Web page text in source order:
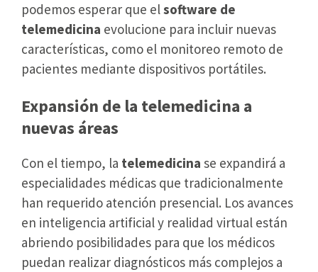
podemos esperar que elsoftware de
telemedicina evolucione para incluir nuevas
características, como el monitoreo remoto de
pacientes mediante dispositivos portátiles.
Expansión de la telemedicina a
nuevas áreas
Con el tiempo, la telemedicina se expandirá a
especialidades médicas que tradicionalmente
han requerido atención presencial. Los avances
en inteligencia artificial y realidad virtual están
abriendo posibilidades para que los médicos
puedan realizar diagnósticos más complejos a